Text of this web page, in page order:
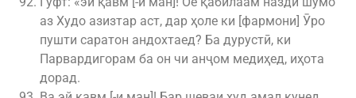
аз Худо азизтар аст, дар ҳоле ки [фармони] Ӯро
пушти саратон андохтаед? Ба дурустӣ, ки
Парвардигорам ба он чи анҷом медиҳед, иҳота
дорад.